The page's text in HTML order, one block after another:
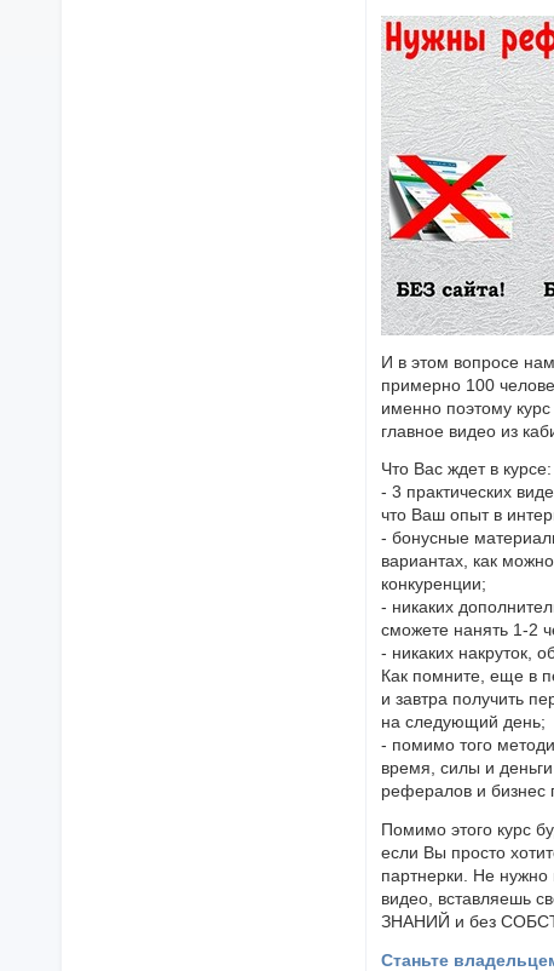
И в этом вопросе
примерно 100
именно поэтому
главное видео из
Что Вас ждет в курсе:
- 3 практических
что Ваш опыт в
- бонусные
вариантах, как
конкуренции;
- никаких
сможете нанять 1-2
- никаких накруток,
Как помните, еще в
и завтра получить
на следующий день;
- помимо того
время, силы и
рефералов и бизнес
Помимо этого курс
если Вы просто
партнерки. Не нужно
видео, вставляешь
ЗНАНИЙ и без
Станьте